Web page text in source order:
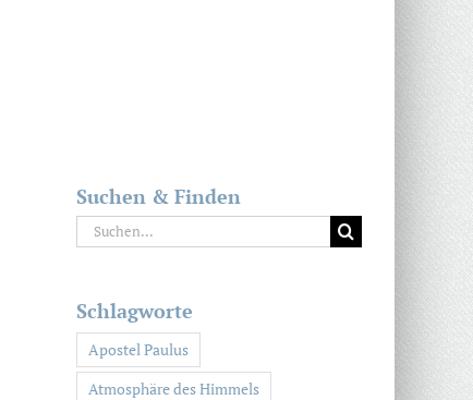
Suchen & Finden
Suche
nach:
Schlagworte
Apostel Paulus
Atmosphäre des Himmels